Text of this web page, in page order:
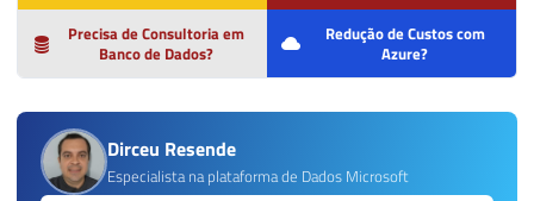
Precisa de Consultoria em
Banco de Dados?
Redução de Custos com
Azure?
Dirceu Resende
Especialista na plataforma de Dados Microsoft